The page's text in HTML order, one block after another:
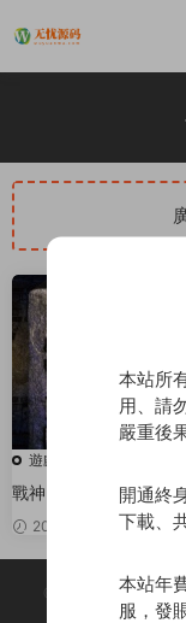
遊戲源碼
戰神引擎傳奇手遊【單
惡魔】2021整理半手
裝系統+稱号系統+修煉
陸+充值後台+搭建教程
2021-12-16
© 2018-2026 Theme
本站所
用、請
嚴重後
開通終
下載、
本站年
服，發